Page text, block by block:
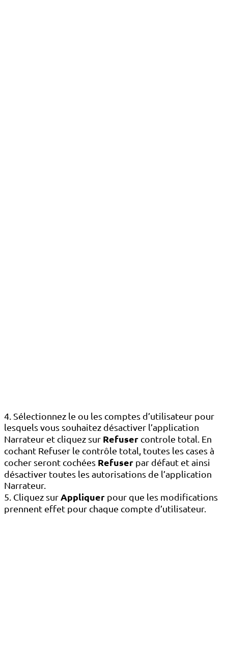
4. Sélectionnez le ou les comptes d’utilisateur pour
lesquels vous souhaitez désactiver l’application
Narrateur et cliquez sur Refuser controle total. En
cochant Refuser le contrôle total, toutes les cases à
cocher seront cochées Refuser par défaut et ainsi
désactiver toutes les autorisations de l’application
Narrateur.
5. Cliquez surAppliquer pour que les modifications
prennent effet pour chaque compte d’utilisateur.